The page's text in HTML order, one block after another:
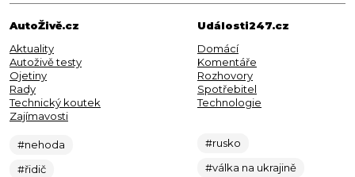
AutoŽivě.cz
Aktuality
Autoživě testy
Ojetiny
Rady
Technický koutek
Zajímavosti
#nehoda
#řidič
Události247.cz
Domácí
Komentáře
Rozhovory
Spotřebitel
Technologie
#rusko
#válka na ukrajině